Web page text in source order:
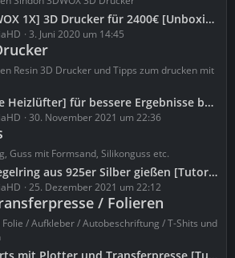
3D Drucker für 2400€ [Unboxing & HandsOn][4K]
3. Juni 2020 um 14:45
Resin 3D Drucker und Tipps zum drucken mit
für bessere Ergebnisse beim Resin 3D-Druck [Tutorial]
30. November 2021 um 22:36
Guss mit Formsand, Silikonguss etc.
aus 925er Silber gießen [Tutorial]
25. Dezember 2021 um 22:12
/ Folieren
/ Aufkleber / Autobeschriftung / T-Shits und